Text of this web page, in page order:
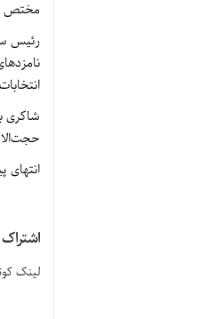
مختص
رئیس
شاکری
انتهای
لینک